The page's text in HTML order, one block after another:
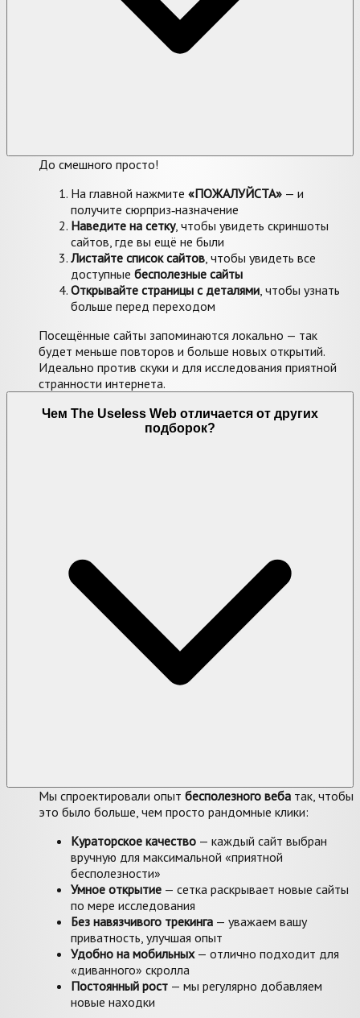
До смешного просто!
На главной нажмите «ПОЖАЛУЙСТА» — и
получите сюрприз‑назначение
Наведите на сетку, чтобы увидеть скриншоты
сайтов, где вы ещё не были
Листайте список сайтов, чтобы увидеть все
доступные бесполезные сайты
Открывайте страницы с деталями, чтобы узнать
больше перед переходом
Посещённые сайты запоминаются локально — так
будет меньше повторов и больше новых открытий.
Идеально против скуки и для исследования приятной
странности интернета.
Чем The Useless Web отличается от других
подборок?
Мы спроектировали опыт бесполезного веба так, чтобы
это было больше, чем просто рандомные клики:
Кураторское качество — каждый сайт выбран
вручную для максимальной «приятной
бесполезности»
Умное открытие — сетка раскрывает новые сайты
по мере исследования
Без навязчивого трекинга — уважаем вашу
приватность, улучшая опыт
Удобно на мобильных— отлично подходит для
«диванного» скролла
Постоянный рост — мы регулярно добавляем
новые находки